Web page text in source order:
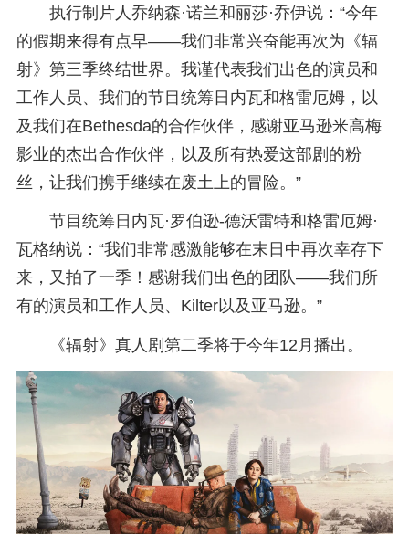
执行制片人乔纳森·诺兰和丽莎·乔伊说：“今年
的假期来得有点早——我们非常兴奋能再次为《辐
射》第三季终结世界。我谨代表我们出色的演员和
工作人员、我们的节目统筹日内瓦和格雷厄姆，以
及我们在Bethesda的合作伙伴，感谢亚马逊米高梅
影业的杰出合作伙伴，以及所有热爱这部剧的粉
丝，让我们携手继续在废土上的冒险。”
节目统筹日内瓦·罗伯逊-德沃雷特和格雷厄姆·
瓦格纳说：“我们非常感激能够在末日中再次幸存下
来，又拍了一季！感谢我们出色的团队——我们所
有的演员和工作人员、Kilter以及亚马逊。”
《辐射》真人剧第二季将于今年12月播出。